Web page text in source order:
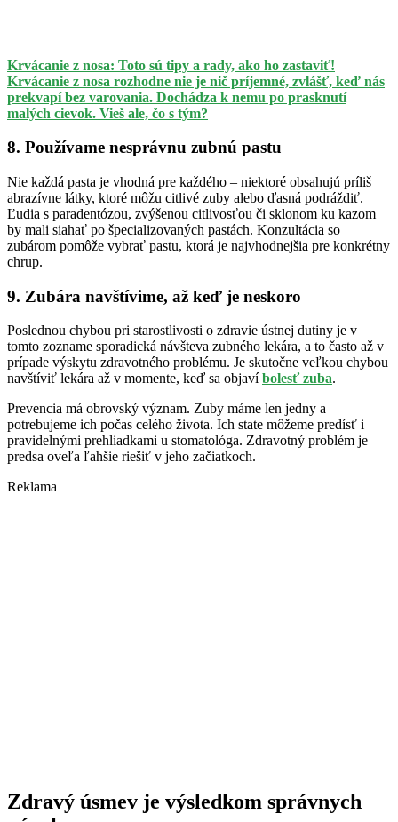
Krvácanie z nosa: Toto sú tipy a rady, ako ho zastaviť!
Krvácanie z nosa rozhodne nie je nič príjemné, zvlášť, keď nás
prekvapí bez varovania. Dochádza k nemu po prasknutí
malých cievok. Vieš ale, čo s tým?
8. Používame nesprávnu zubnú pastu
Nie každá pasta je vhodná pre každého – niektoré obsahujú príliš
abrazívne látky, ktoré môžu citlivé zuby alebo ďasná podráždiť.
Ľudia s paradentózou, zvýšenou citlivosťou či sklonom ku kazom
by mali siahať po špecializovaných pastách. Konzultácia so
zubárom pomôže vybrať pastu, ktorá je najvhodnejšia pre konkrétny
chrup.
9. Zubára navštívime, až keď je neskoro
Poslednou chybou pri starostlivosti o zdravie ústnej dutiny je v
tomto zozname sporadická návšteva zubného lekára, a to často až v
prípade výskytu zdravotného problému. Je skutočne veľkou chybou
navštíviť lekára až v momente, keď sa objaví bolesť zuba.
Prevencia má obrovský význam. Zuby máme len jedny a
potrebujeme ich počas celého života. Ich state môžeme predísť i
pravidelnými prehliadkami u stomatológa. Zdravotný problém je
predsa oveľa ľahšie riešiť v jeho začiatkoch.
Reklama
Zdravý úsmev je výsledkom správnych